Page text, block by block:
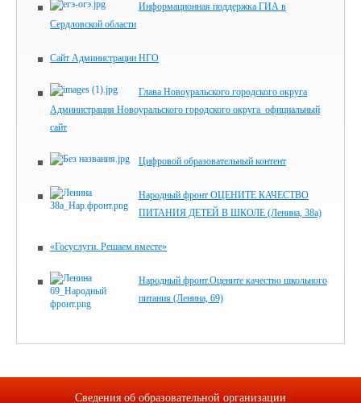
Информационная поддержка ГИА в
Сердловской области
Сайт Администрации НГО
Глава Новоуральского городского округа
Администрация Новоуральского городского округа_официальный
сайт
Цифровой образовательный контент
Народный фронт ОЦЕНИТЕ КАЧЕСТВО
ПИТАНИЯ ДЕТЕЙ В ШКОЛЕ (Ленина, 38а)
«Госуслуги. Решаем вместе»
Народный фронт.Оцените качество школьного
питания (Ленина, 69)
Сведения об образовательной организации